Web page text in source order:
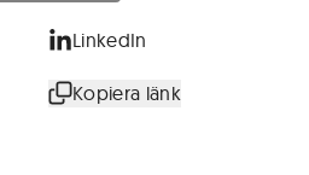
LinkedIn
Kopiera länk